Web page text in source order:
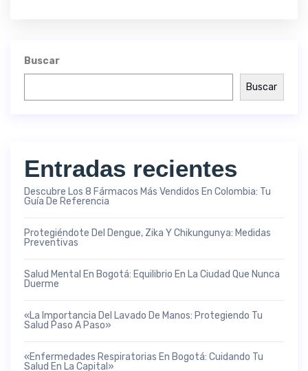
Buscar
Buscar
Entradas recientes
Descubre Los 8 Fármacos Más Vendidos En Colombia: Tu
Guía De Referencia
Protegiéndote Del Dengue, Zika Y Chikungunya: Medidas
Preventivas
Salud Mental En Bogotá: Equilibrio En La Ciudad Que Nunca
Duerme
«La Importancia Del Lavado De Manos: Protegiendo Tu
Salud Paso A Paso»
«Enfermedades Respiratorias En Bogotá: Cuidando Tu
Salud En La Capital»